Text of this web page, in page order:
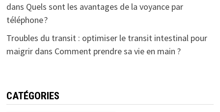
dans Quels sont les avantages de la voyance par
téléphone ?
Troubles du transit : optimiser le transit intestinal pour
maigrirdans Comment prendre sa vie en main ?
CATÉGORIES